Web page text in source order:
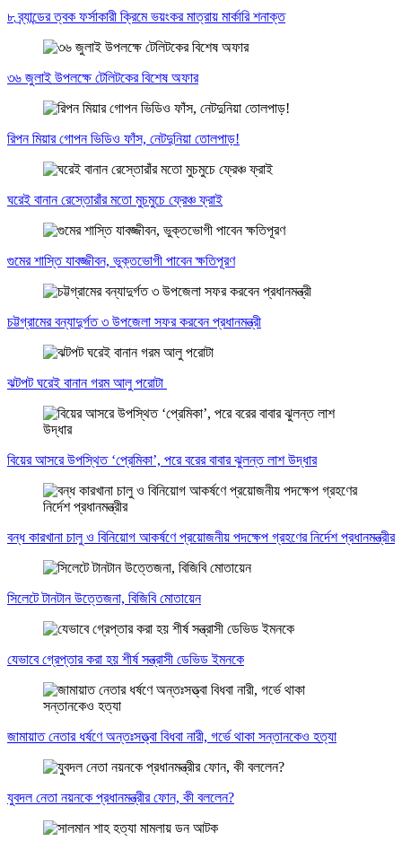
৮ ব্র্যান্ডের ত্বক ফর্সাকারী ক্রিমে ভয়ংকর মাত্রায় মার্কারি শনাক্ত
৩৬ জুলাই উপলক্ষে টেলিটকের বিশেষ অফার
রিপন মিয়ার গোপন ভিডিও ফাঁস, নেটদুনিয়া তোলপাড়!
ঘরেই বানান রেস্তোরাঁর মতো মুচমুচে ফ্রেঞ্চ ফ্রাই
গুমের শাস্তি যাবজ্জীবন, ভুক্তভোগী পাবেন ক্ষতিপূরণ
চট্টগ্রামের বন্যাদুর্গত ৩ উপজেলা সফর করবেন প্রধানমন্ত্রী
ঝটপট ঘরেই বানান গরম আলু পরোটা
বিয়ের আসরে উপস্থিত ‘প্রেমিকা’, পরে বরের বাবার ঝুলন্ত লাশ উদ্ধার
বন্ধ কারখানা চালু ও বিনিয়োগ আকর্ষণে প্রয়োজনীয় পদক্ষেপ গ্রহণের নির্দেশ প্রধানমন্ত্রীর
সিলেটে টানটান উত্তেজনা, বিজিবি মোতায়েন
যেভাবে গ্রেপ্তার করা হয় শীর্ষ সন্ত্রাসী ডেভিড ইমনকে
জামায়াত নেতার ধর্ষণে অন্তঃসত্ত্বা বিধবা নারী, গর্ভে থাকা সন্তানকেও হত্যা
যুবদল নেতা নয়নকে প্রধানমন্ত্রীর ফোন, কী বললেন?